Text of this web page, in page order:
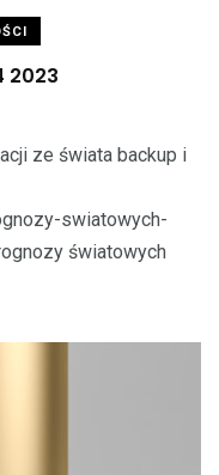
2023
ze świata backup i
swiatowych-
światowych